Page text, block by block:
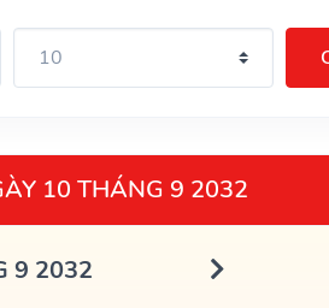
10 THÁNG 9 2032
9 2032